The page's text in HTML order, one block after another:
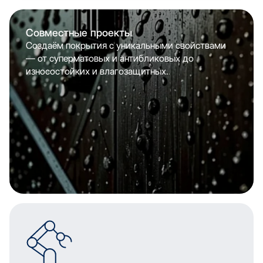
Совместные проекты
Создаём покрытия с уникальными свойствами
— от суперматовых и антибликовых до
износостойких и влагозащитных.